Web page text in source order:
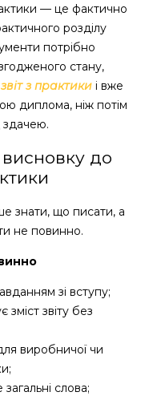
— це фактично
розділу
потрібно
стану,
з практики і вже
диплома, ніж потім
здачею.
до
знати, що писати, а
не повинно.
зі вступу;
звіту без
виробничої чи
слова;